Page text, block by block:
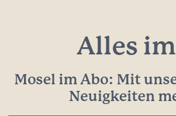
Alles
Mosel im Abo: Mit
Neuigkeiten